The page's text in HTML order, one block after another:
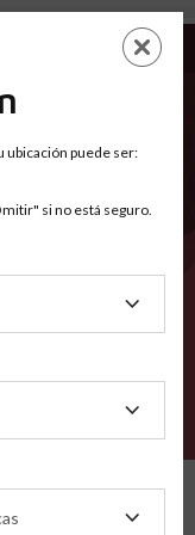
EN
ubicación puede ser:
si no está seguro.